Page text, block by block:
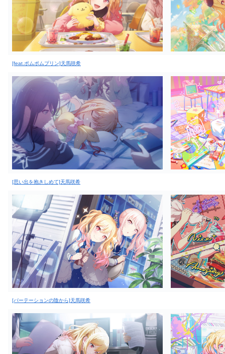
[feat.ポムポムプリン]天馬咲希
[思い出を抱きしめて]天馬咲希
[パーテーションの陰から]天馬咲希